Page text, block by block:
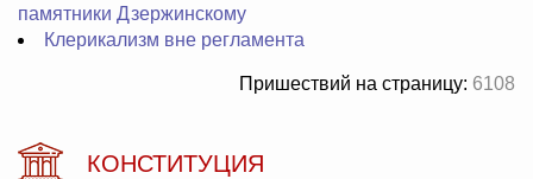
памятники Дзержинскому
Клерикализм вне регламента
Пришествий на страницу: 6108
КОНСТИТУЦИЯ